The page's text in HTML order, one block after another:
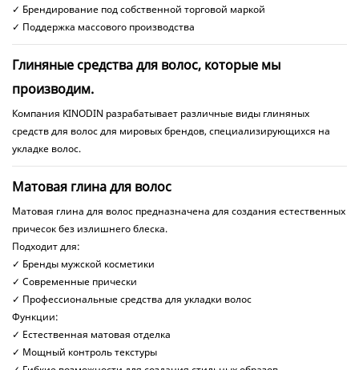
✓ Брендирование под собственной торговой маркой
✓ Поддержка массового производства
Глиняные средства для волос, которые мы
производим.
Компания KINODIN разрабатывает различные виды глиняных
средств для волос для мировых брендов, специализирующихся на
укладке волос.
Матовая глина для волос
Матовая глина для волос предназначена для создания естественных
причесок без излишнего блеска.
Подходит для:
✓ Бренды мужской косметики
✓ Современные прически
✓ Профессиональные средства для укладки волос
Функции:
✓ Естественная матовая отделка
✓ Мощный контроль текстуры